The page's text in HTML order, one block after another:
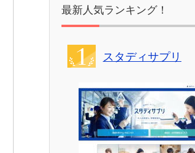
最新人気ランキング！
スタディサプリ